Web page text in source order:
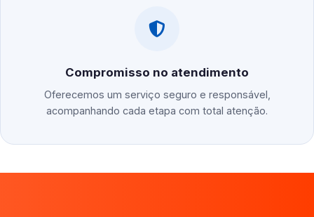
Compromisso no atendimento
Oferecemos um serviço seguro e responsável,
acompanhando cada etapa com total atenção.